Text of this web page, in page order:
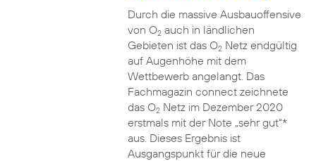
Durch die massive Ausbauoffensive
von O2auch in ländlichen
Gebieten ist das O2Netz endgültig
auf Augenhöhe mit dem
Wettbewerb angelangt. Das
Fachmagazin connect zeichnete
das O2Netz im Dezember 2020
erstmals mit der Note „sehr gut“*
aus. Dieses Ergebnis ist
Ausgangspunkt für die neue